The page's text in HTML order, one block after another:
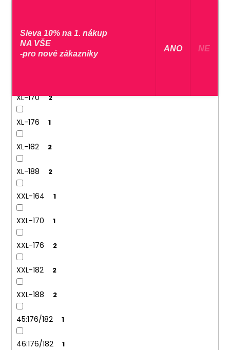
L-188 1
XL-170 2
XL-176 1
XL-182 2
XL-188 2
XXL-164 1
XXL-170 1
XXL-176 2
XXL-182 2
XXL-188 2
45:176/182 1
46:176/182 1
Sleva 10% na 1. nákup
NA VŠE
-pro nové zákazníky
​ ANO ​ NE